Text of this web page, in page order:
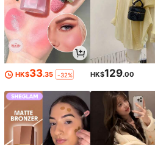
HK$33.35 -32% HK$129.00